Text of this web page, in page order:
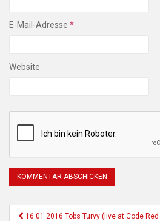
E-Mail-Adresse *
Website
Beitragsnavigation
16.01.2016 Tobs Turvy (live at Code Red